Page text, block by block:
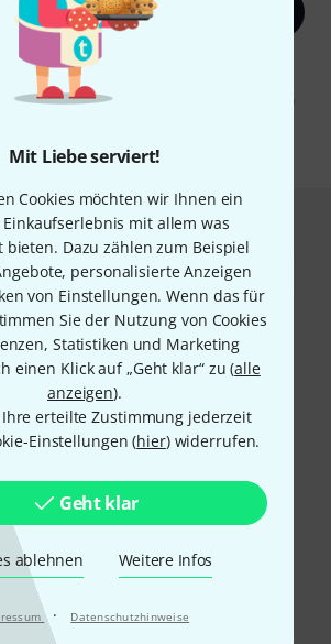
Mit Liebe serviert!
Cookies möchten wir Ihnen ein
mit allem was
bieten. Dazu zählen zum Beispiel
personalisierte Anzeigen
von Einstellungen. Wenn das für
Sie der Nutzung von Cookies
Statistiken und Marketing
einen Klick auf „Geht klar“ zu (alle
anzeigen).
Ihre erteilte Zustimmung jederzeit
Einstellungen (hier) widerrufen.
Geht klar
ablehnen Weitere Infos
· Datenschutzhinweise
Jetzt anmelden
stimmen Sie dem Erhalt von E-Mail-
des E-Mail-Nutzungsverhaltens zu. Die
möglich. Weitere Informationen finden Sie in
* Pflichtfeld
& bezahlen
und sicher per Nachnahme,
Pay,Klarna Sofort bezahlen
oder Kreditkarte.
Garantie
Back-Garantie
Fachexperten